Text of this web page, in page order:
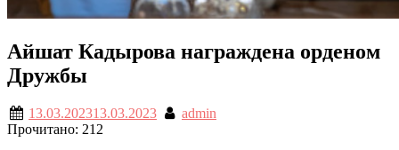
Айшат Кадырова награждена орденом
Дружбы
13.03.202313.03.2023
admin
Прочитано: 212